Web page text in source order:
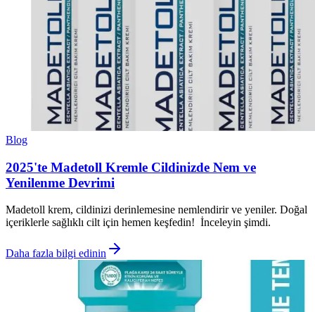
Blog
2025'te Madetoll Kremle Cildinizde Nem ve
Yenilenme Devrimi
Madetoll krem, cildinizi derinlemesine nemlendirir ve yeniler. Doğal
içeriklerle sağlıklı cilt için hemen keşfedin! İnceleyin şimdi.
Daha fazla bilgi edinin